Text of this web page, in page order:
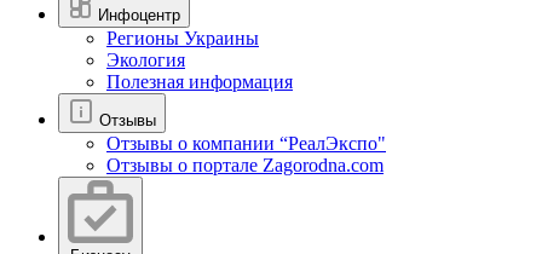
Инфоцентр
Регионы Украины
Экология
Полезная информация
Отзывы
Отзывы о компании “РеалЭкспо"
Отзывы о портале Zagorodna.com